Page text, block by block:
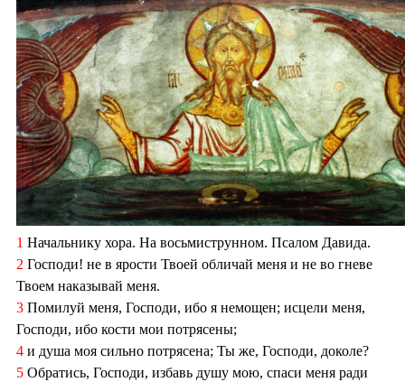
1 Начальнику хора. На восьмиструнном. Псалом Давида.
2 Господи! не в ярости Твоей обличай меня и не во гневе
Твоем наказывай меня.
3 Помилуй меня, Господи, ибо я немощен; исцели меня,
Господи, ибо кости мои потрясены;
4 и душа моя сильно потрясена; Ты же, Господи, доколе?
5 Обратись, Господи, избавь душу мою, спаси меня ради